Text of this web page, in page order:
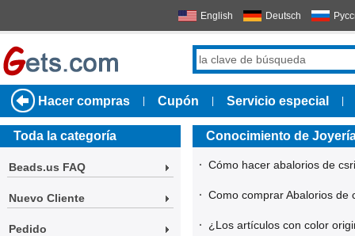
English Deutsch
Hacer compras Cupón Servicio especial
Toda la categoría
Beads.us FAQ
Nuevo Cliente
Pedido
Conocimiento de
· Cómo hacer abalorios de
· Como comprar Abalorios de
· ¿Los artículos con color